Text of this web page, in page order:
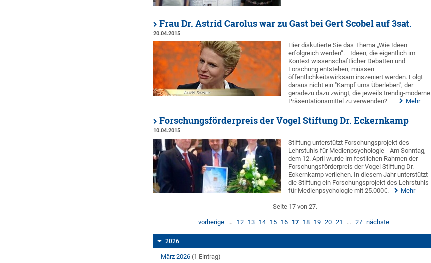
Frau Dr. Astrid Carolus war zu Gast bei Gert Scobel auf 3sat.
20.04.2015
Hier diskutierte Sie das Thema „Wie Ideen
erfolgreich werden“.
Ideen, die eigentlich im
Kontext wissenschaftlicher Debatten und
Forschung entstehen, müssen
öffentlichkeitswirksam inszeniert werden. Folgt
daraus nicht ein "Kampf ums Überleben", der
geradezu dazu zwingt, die jeweils trendig-moderne
Präsentationsmittel zu verwenden?
Mehr
Forschungsförderpreis der Vogel Stiftung Dr. Eckernkamp
10.04.2015
Stiftung unterstützt Forschungsprojekt des
Lehrstuhls für Medienpsychologie
Am Sonntag,
dem 12. April wurde im festlichen Rahmen der
Forschungsförderpreis der Vogel Stiftung Dr.
Eckernkamp verliehen. In diesem Jahr unterstützt
die Stiftung ein Forschungsprojekt des Lehrstuhls
für Medienpsychologie mit 25.000€.
Mehr
Seite 17 von 27.
vorherige … 12 13 14 15 16 17 18 19 20 21 … 27 nächste
2026
März 2026 (1 Eintrag)